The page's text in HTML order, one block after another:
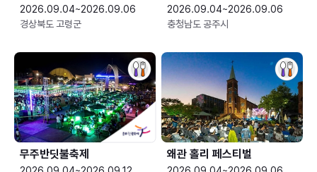
2026.09.04~2026.09.06
경상북도 고령군
2026.09.04~2026.09.06
충청남도 공주시
무주반딧불축제 왜관 홀리 페스티벌